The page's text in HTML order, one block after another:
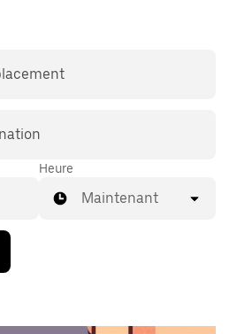
Heure
Maintenant